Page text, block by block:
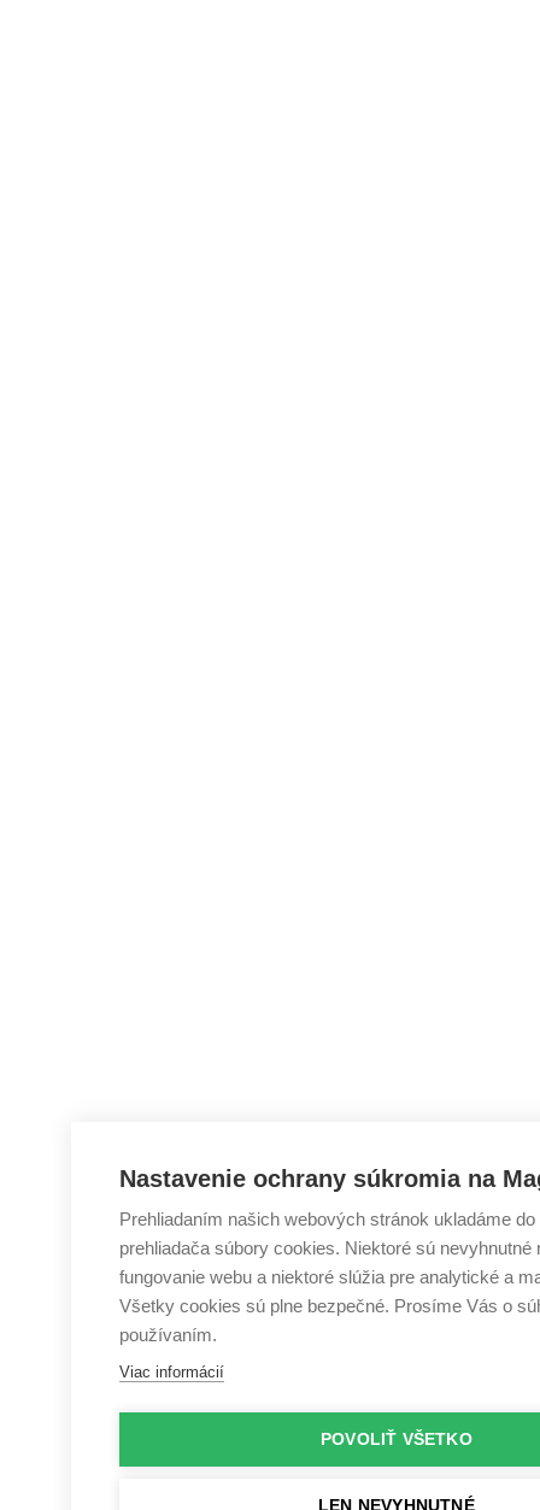
Nastavenie ochrany súkromia na
Prehliadaním našich webových stránok ukladáme do
prehliadača súbory cookies. Niektoré sú nevyhnutné
fungovanie webu a niektoré slúžia pre analytické a
Všetky cookies sú plne bezpečné. Prosíme Vás o
používaním.
Viac informácií
POVOLIŤ VŠETKO
LEN NEVYHNUTNÉ